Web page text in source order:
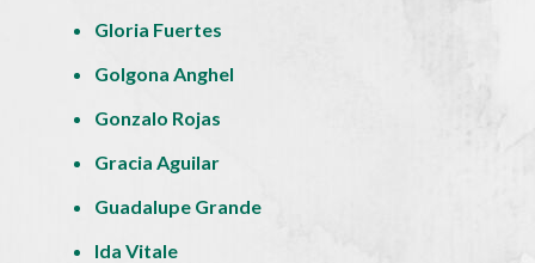
Gloria Fuertes
Golgona Anghel
Gonzalo Rojas
Gracia Aguilar
Guadalupe Grande
Ida Vitale